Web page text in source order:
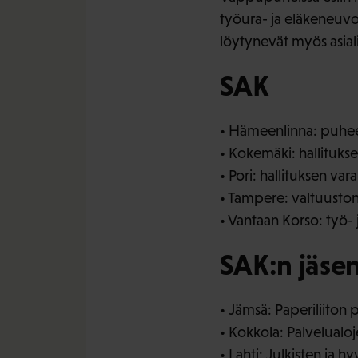
työura- ja
löytynevät myös
SAK
• Hämeenlinna:
• Kokemäki:
• Pori: hallituksen
• Tampere:
• Vantaan Korso:
SAK:n
• Jämsä: Paperiliiton
• Kokkola:
• Lahti: Julkisten ja